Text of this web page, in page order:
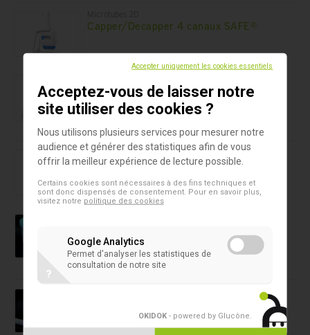
Capper/Decapper 4 canaux SAFE®
Capper/Decapper 6 canaux SAFE®
Microtubes 2D
Capper/Decapper 8 canaux SAFE®
Accepter uniquement les cookies essentiels
Acceptez-vous de laisser notre
site utiliser des cookies ?
Nous utilisons plusieurs services pour mesurer notre
audience et générer des statistiques afin de vous
offrir la meilleur expérience de lecture possible.
Certains cookies sont nécessaires à des fins techniques et
sont donc dispensés de consentement. Pour en savoir plus,
visitez notre politique des cookies
Google Analytics
Permet d'analyser les statistiques de
consultation de notre site
?
OKIDOK - powered by Glucône.